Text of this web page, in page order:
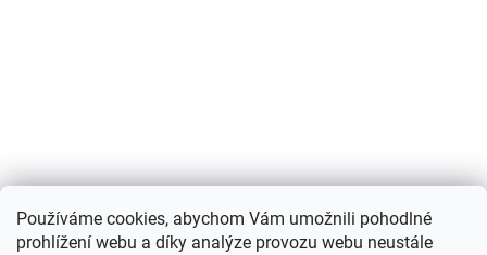
Používáme cookies, abychom Vám umožnili pohodlné
prohlížení webu a díky analýze provozu webu neustále